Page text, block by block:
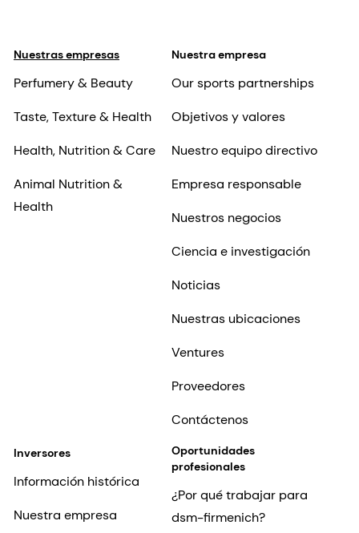
Nuestras empresas
Perfumery & Beauty
Taste, Texture & Health
Health, Nutrition & Care
Animal Nutrition &
Health
Nuestra empresa
Our sports partnerships
Objetivos y valores
Nuestro equipo directivo
Empresa responsable
Nuestros negocios
Ciencia e investigación
Noticias
Nuestras ubicaciones
Ventures
Proveedores
Contáctenos
Inversores
Información histórica
Nuestra empresa
Oportunidades
profesionales
¿Por qué trabajar para
dsm-firmenich?